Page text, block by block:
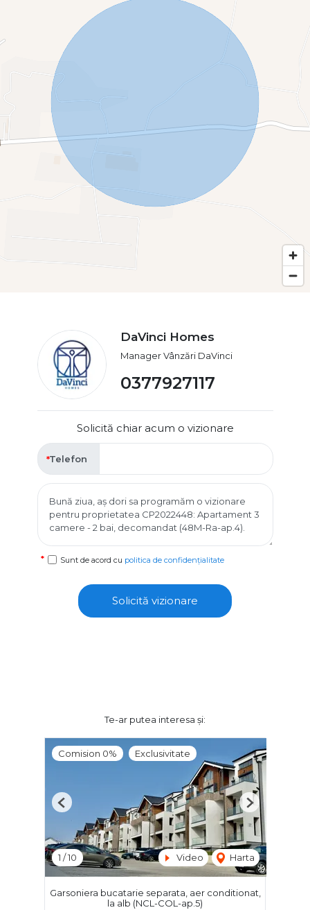
DaVinci Homes
Manager Vânzări DaVinci
0377927117
Solicită chiar acum o vizionare
Telefon
Sunt de acord cu politica de confidențialitate
Solicită vizionare
Te-ar putea interesa și:
Comision 0% Exclusivitate
1 /10 Video Harta
Previous Next
Garsoniera bucatarie separata, aer conditionat,
la alb (NCL-COL-ap.5)